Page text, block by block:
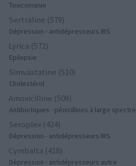
Toxicomanie
Sertraline (579)
Dépression - antidépresseurs IRS
Lyrica (572)
Epilepsie
Simvastatine (510)
Cholestérol
Amoxicilline (509)
Antibiotiques - pénicillines à large spectre
Seroplex (424)
Dépression - antidépresseurs IRS
Cymbalta (418)
Dépression - antidépresseurs autre